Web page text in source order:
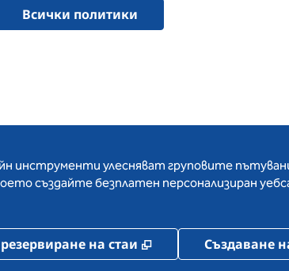
Всички политики
инструменти улесняват груповите
създайте безплатен персонализиран
на стаи , Отваря нов раздел
Създаване